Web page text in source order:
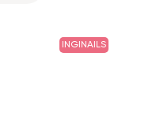
INGINAILS